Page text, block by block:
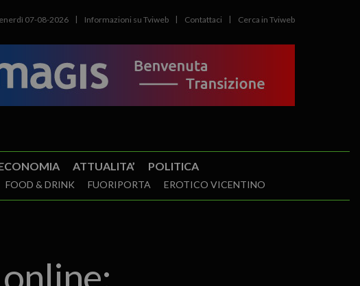
07-08-2026 Informazioni su Tviweb Contattaci Cerca in Tviweb
ATTUALITA’ POLITICA
FOOD & DRINK FUORIPORTA EROTICO VICENTINO